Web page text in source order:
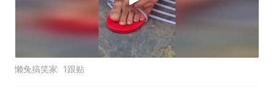
懒兔搞笑家 1跟贴